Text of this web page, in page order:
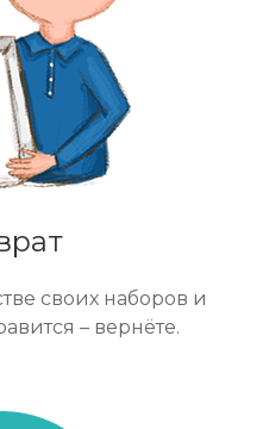
своих наборов и
– вернёте.